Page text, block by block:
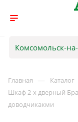
Комсомольск-
Главная — Каталог
Шкаф 2-х дверный
доводчикакми